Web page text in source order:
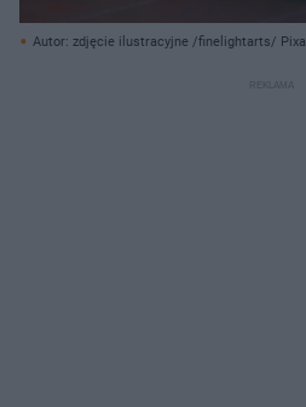
Autor: zdjęcie ilustracyjne /finelightarts/